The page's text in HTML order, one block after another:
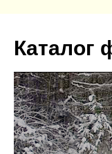
содержимому
Каталог